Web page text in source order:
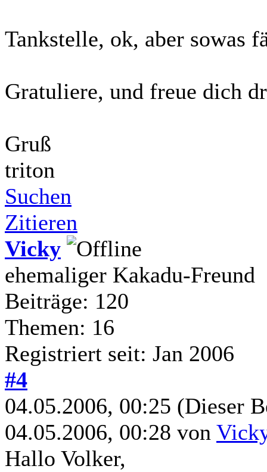
Tankstelle, ok, aber sowas
Gratuliere, und freue dich
Gruß
triton
Suchen
Zitieren
Vicky
ehemaliger Kakadu-Freund
Beiträge: 120
Themen: 16
Registriert seit: Jan 2006
#4
04.05.2006, 00:25 (Dieser
04.05.2006, 00:28 von
Hallo Volker,